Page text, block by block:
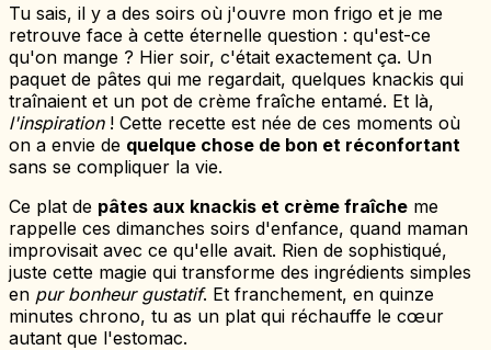
Tu sais, il y a des soirs où j'ouvre mon frigo et je me
retrouve face à cette éternelle question : qu'est-ce
qu'on mange ? Hier soir, c'était exactement ça. Un
paquet de pâtes qui me regardait, quelques knackis qui
traînaient et un pot de crème fraîche entamé. Et là,
l'inspiration! Cette recette est née de ces moments où
on a envie de quelque chose de bon et réconfortant
sans se compliquer la vie.
Ce plat de pâtes aux knackis et crème fraîche me
rappelle ces dimanches soirs d'enfance, quand maman
improvisait avec ce qu'elle avait. Rien de sophistiqué,
juste cette magie qui transforme des ingrédients simples
en pur bonheur gustatif. Et franchement, en quinze
minutes chrono, tu as un plat qui réchauffe le cœur
autant que l'estomac.